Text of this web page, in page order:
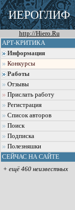
ИЕРОГЛИФ
http://Hiero.Ru
АРТ-КРИТИКА
Информация
Конкурсы
Работы
Отзывы
Прислать работу
Регистрация
Список авторов
Поиск
Подписка
Полезняшки
СЕЙЧАС НА САЙТЕ
+ ещё 460 неизвестных